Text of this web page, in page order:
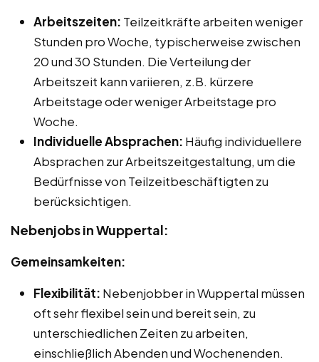
Arbeitszeiten: Teilzeitkräfte arbeiten weniger
Stunden pro Woche, typischerweise zwischen
20 und 30 Stunden. Die Verteilung der
Arbeitszeit kann variieren, z.B. kürzere
Arbeitstage oder weniger Arbeitstage pro
Woche.
Individuelle Absprachen: Häufig individuellere
Absprachen zur Arbeitszeitgestaltung, um die
Bedürfnisse von Teilzeitbeschäftigten zu
berücksichtigen.
Nebenjobs in Wuppertal:
Gemeinsamkeiten:
Flexibilität: Nebenjobber in Wuppertal müssen
oft sehr flexibel sein und bereit sein, zu
unterschiedlichen Zeiten zu arbeiten,
einschließlich Abenden und Wochenenden.